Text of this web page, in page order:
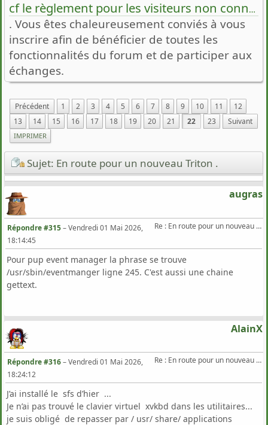
cf le règlement pour les visiteurs non connectés
. Vous êtes chaleureusement conviés à vous
inscrire afin de bénéficier de toutes les
fonctionnalités du forum et de participer aux
échanges.
Précédent 1 2 3 4 5 6 7 8 9 10 11
12
13
14 15 16 17 18 19 20 21 22 23 Suivant
IMPRIMER
Sujet: En route pour un nouveau Triton .
augras
Re : En route pour un nouveau Triton .
Répondre #315–Vendredi 01 Mai 2026,
18:14:45
Pour pup event manager la phrase se trouve
/usr/sbin/eventmanger ligne 245. C'est aussi une chaine
gettext.
AlainX
Re : En route pour un nouveau Triton .
Répondre #316–Vendredi 01 Mai 2026,
18:24:12
J’ai installé le sfs d’hier ...
Je n’ai pas trouvé le clavier virtuel xvkbd dans les utilitaires...
je suis obligé de repasser par / usr/ share/ applications